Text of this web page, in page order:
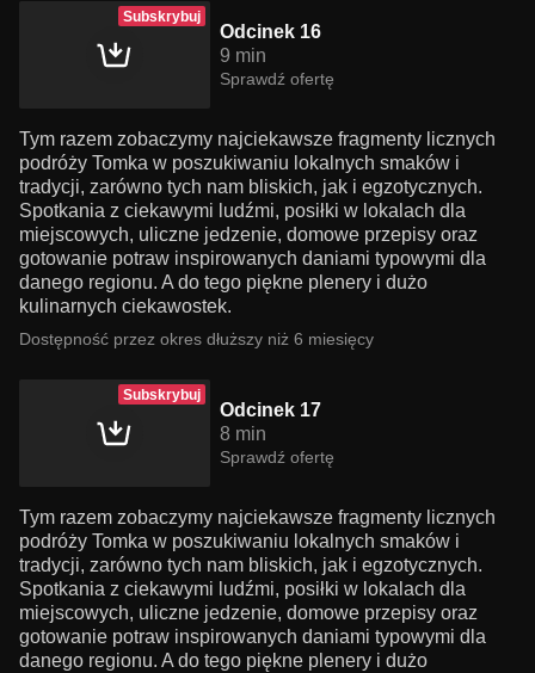
Subskrybuj
Odcinek 16
9 min
Sprawdź ofertę
Tym razem zobaczymy najciekawsze fragmenty licznych
podróży Tomka w poszukiwaniu lokalnych smaków i
tradycji, zarówno tych nam bliskich, jak i egzotycznych.
Spotkania z ciekawymi ludźmi, posiłki w lokalach dla
miejscowych, uliczne jedzenie, domowe przepisy oraz
gotowanie potraw inspirowanych daniami typowymi dla
danego regionu. A do tego piękne plenery i dużo
kulinarnych ciekawostek.
Dostępność przez okres dłuższy niż 6 miesięcy
Subskrybuj
Odcinek 17
8 min
Sprawdź ofertę
Tym razem zobaczymy najciekawsze fragmenty licznych
podróży Tomka w poszukiwaniu lokalnych smaków i
tradycji, zarówno tych nam bliskich, jak i egzotycznych.
Spotkania z ciekawymi ludźmi, posiłki w lokalach dla
miejscowych, uliczne jedzenie, domowe przepisy oraz
gotowanie potraw inspirowanych daniami typowymi dla
danego regionu. A do tego piękne plenery i dużo